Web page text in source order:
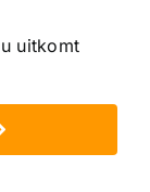
uitkomt